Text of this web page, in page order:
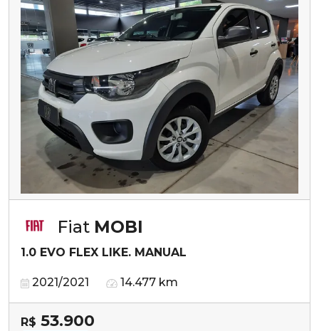
Fiat MOBI
1.0 EVO FLEX LIKE. MANUAL
2021/2021 14.477 km
R$ 53.900